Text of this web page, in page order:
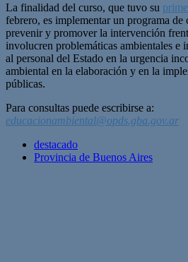
La finalidad del curso, que tuvo su
febrero, es implementar un programa de
prevenir y promover la intervención
involucren problemáticas ambientales e
al personal del Estado en la urgencia
ambiental en la elaboración y en la
públicas.
Para consultas puede escribirse a:
educacionambiental@opds.gba.gov.ar
destacado
Provincia de Buenos Aires